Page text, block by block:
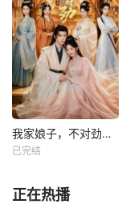
我家娘子，不对劲第四季
已完结
正在热播